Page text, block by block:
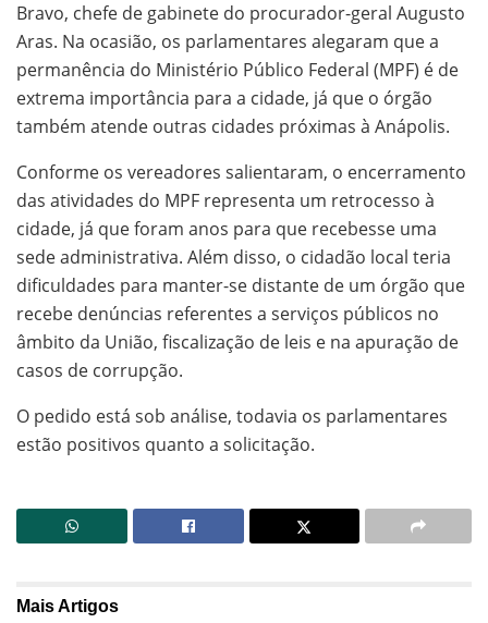
Bravo, chefe de gabinete do procurador-geral Augusto
Aras. Na ocasião, os parlamentares alegaram que a
permanência do Ministério Público Federal (MPF) é de
extrema importância para a cidade, já que o órgão
também atende outras cidades próximas à Anápolis.
Conforme os vereadores salientaram, o encerramento
das atividades do MPF representa um retrocesso à
cidade, já que foram anos para que recebesse uma
sede administrativa. Além disso, o cidadão local teria
dificuldades para manter-se distante de um órgão que
recebe denúncias referentes a serviços públicos no
âmbito da União, fiscalização de leis e na apuração de
casos de corrupção.
O pedido está sob análise, todavia os parlamentares
estão positivos quanto a solicitação.
MaisArtigos